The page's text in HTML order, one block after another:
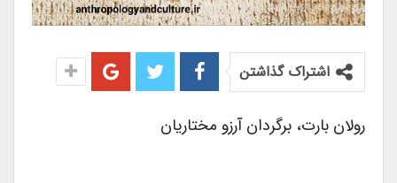
اشتراک گذاشتن
رولان بارت، برگردان آرزو مختاریان